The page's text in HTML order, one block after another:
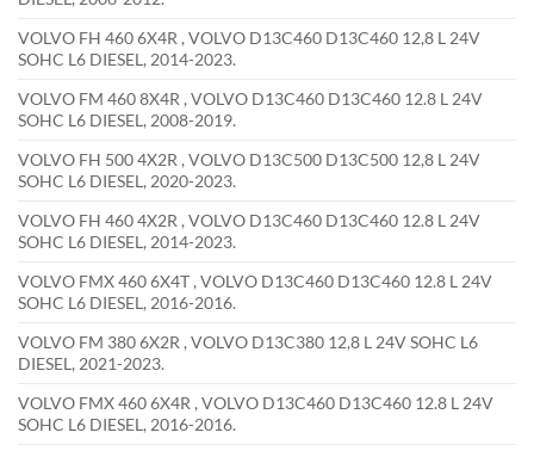
VOLVO FH 460 6X4R , VOLVO D13C460 D13C460 12,8 L 24V
SOHC L6 DIESEL, 2014-2023.
VOLVO FM 460 8X4R , VOLVO D13C460 D13C460 12.8 L 24V
SOHC L6 DIESEL, 2008-2019.
VOLVO FH 500 4X2R , VOLVO D13C500 D13C500 12,8 L 24V
SOHC L6 DIESEL, 2020-2023.
VOLVO FH 460 4X2R , VOLVO D13C460 D13C460 12.8 L 24V
SOHC L6 DIESEL, 2014-2023.
VOLVO FMX 460 6X4T , VOLVO D13C460 D13C460 12.8 L 24V
SOHC L6 DIESEL, 2016-2016.
VOLVO FM 380 6X2R , VOLVO D13C380 12,8 L 24V SOHC L6
DIESEL, 2021-2023.
VOLVO FMX 460 6X4R , VOLVO D13C460 D13C460 12.8 L 24V
SOHC L6 DIESEL, 2016-2016.